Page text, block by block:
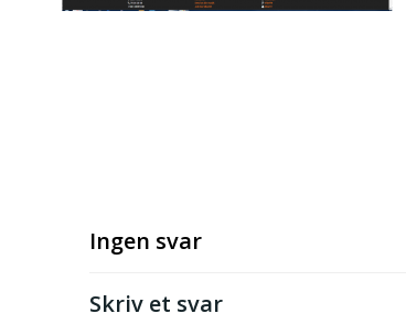
Ingen svar
Skriv et svar